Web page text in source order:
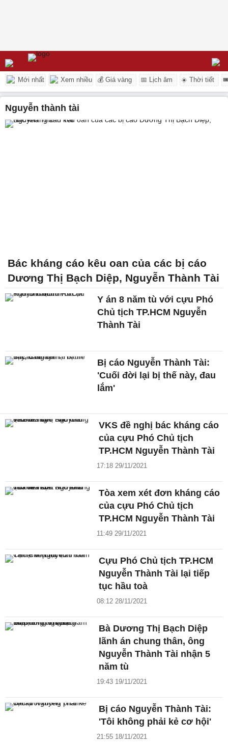
Mới nhất Xem nhiều 💰 Giá vàng 📅 Lịch âm ☀️ Thời tiết
nguyễn thành tài
Bác kháng cáo kêu oan của các bị cáo
Dương Thị Bạch Diệp, Nguyễn Thành Tài
Y án 8 năm tù với cựu Phó
Chủ tịch TP.HCM Nguyễn
Thành Tài
Bị cáo Nguyễn Thành Tài:
'Cuối đời lại bị thế này, đau
lắm'
VKS đề nghị bác kháng cáo
của cựu Phó Chủ tịch
TP.HCM Nguyễn Thành Tài
17:18 29/11/2021
Tòa xem xét đơn kháng cáo
của cựu Phó Chủ tịch
TP.HCM Nguyễn Thành Tài
11:49 29/11/2021
Cựu Phó Chủ tịch TP.HCM
Nguyễn Thành Tài lại tiếp
tục hầu toà
08:12 28/11/2021
Bà Dương Thị Bạch Diệp
lãnh án chung thân, ông
Nguyễn Thành Tài nhận 5
năm tù
19:43 19/11/2021
Bị cáo Nguyễn Thành Tài:
'Tôi không phải kẻ cơ hội'
21:55 18/11/2021